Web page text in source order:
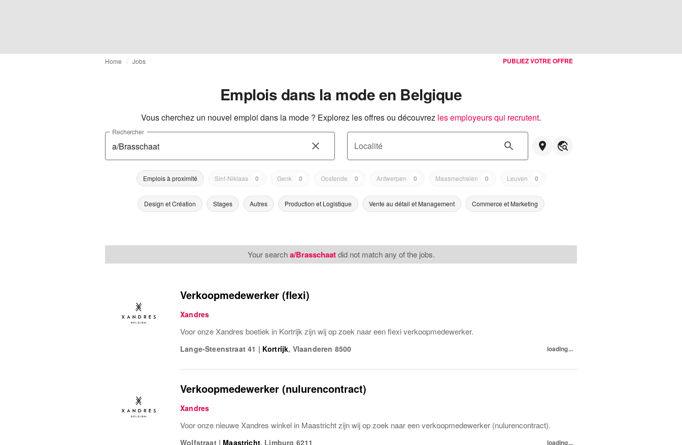
Home Jobs PUBLIEZ VOTRE OFFRE
Emplois dans la mode en Belgique
Vous cherchez un nouvel emploi dans la mode ? Explorez les offres ou découvrez les employeurs qui recrutent.
Rechercher
Localité
Emplois à proximité Sint-Niklaas 0 Genk 0 Oostende 0 Antwerpen 0 Maasmechelen 0 Leuven 0
Design et Création Stages Autres Production et Logistique Vente au détail et Management Commerce et Marketing
Your searcha/Brasschaatdid not match any of the jobs.
Verkoopmedewerker (flexi)
Xandres
Voor onze Xandres boetiek in Kortrijk zijn wij op zoek naar een flexi verkoopmedewerker.
Lange-Steenstraat 41 | Kortrijk, Vlaanderen 8500 loading...
Verkoopmedewerker (nulurencontract)
Xandres
Voor onze nieuwe Xandres winkel in Maastricht zijn wij op zoek naar een verkoopmedewerker (nulurencontract).
Wolfstraat | Maastricht, Limburg 6211 loading...